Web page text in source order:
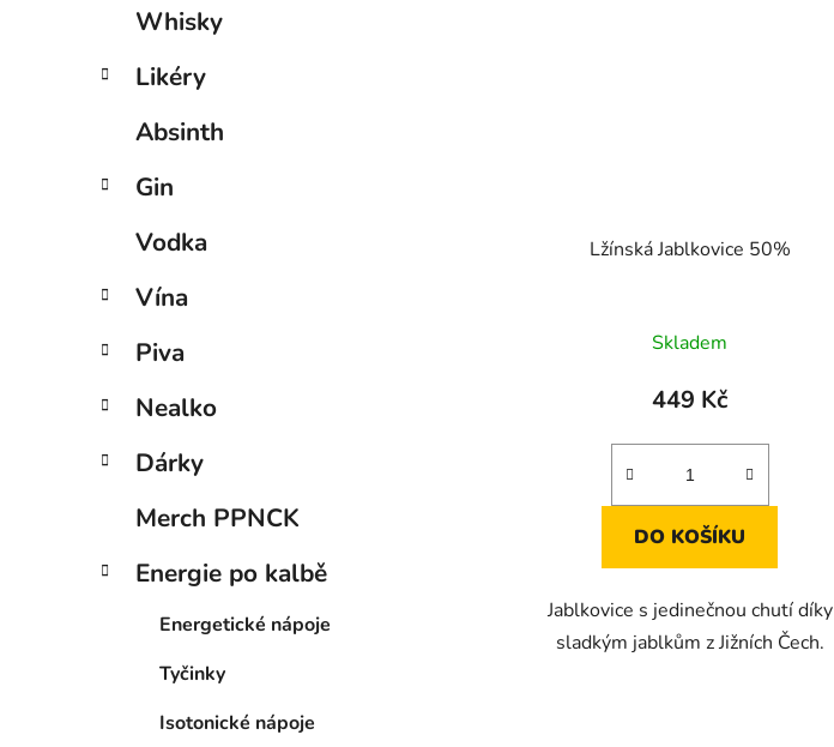
Whisky
Likéry
Absinth
Gin
Vodka
Vína
Piva
Nealko
Dárky
Merch PPNCK
Energie po kalbě
Energetické nápoje
Tyčinky
Isotonické nápoje
Lžínská Jablkovice 50%
hodnocení
produktu
5,0
z
hvězdiček.
Skladem
449 Kč
DO KOŠÍKU
Jablkovice s jedinečnou chutí díky
sladkým jablkům z Jižních Čech.